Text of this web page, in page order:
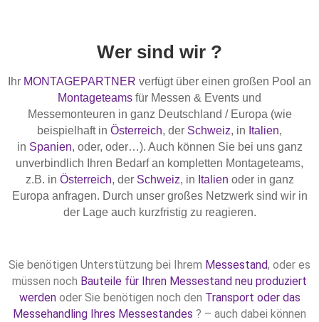
Wer sind wir ?
Ihr MONTAGEPARTNER verfügt über einen großen Pool an
Montageteams für Messen & Events und
Messemonteuren in ganz Deutschland / Europa (wie
beispielhaft in Österreich, der Schweiz, in Italien,
in Spanien, oder, oder…). Auch können Sie bei uns ganz
unverbindlich Ihren Bedarf an kompletten Montageteams,
z.B. in Österreich, der Schweiz, in Italien oder in ganz
Europa anfragen. Durch unser großes Netzwerk sind wir in
der Lage auch kurzfristig zu reagieren.
Sie benötigen Unterstützung bei Ihrem Messestand, oder es
müssen noch Bauteile für Ihren Messestand neu produziert
werdenoder Sie benötigen noch den Transport oder das
Messehandling Ihres Messestandes ? – auch dabei können